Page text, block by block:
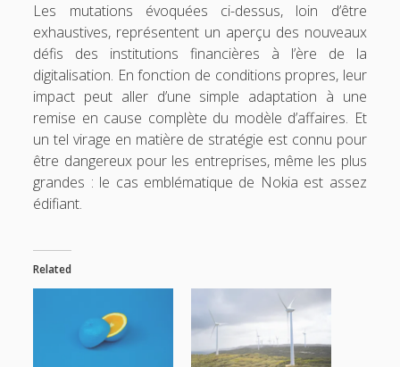
Les mutations évoquées ci-dessus, loin d’être
exhaustives, représentent un aperçu des nouveaux
défis des institutions financières à l’ère de la
digitalisation. En fonction de conditions propres, leur
impact peut aller d’une simple adaptation à une
remise en cause complète du modèle d’affaires. Et
un tel virage en matière de stratégie est connu pour
être dangereux pour les entreprises, même les plus
grandes : le cas emblématique de Nokia est assez
édifiant.
Related